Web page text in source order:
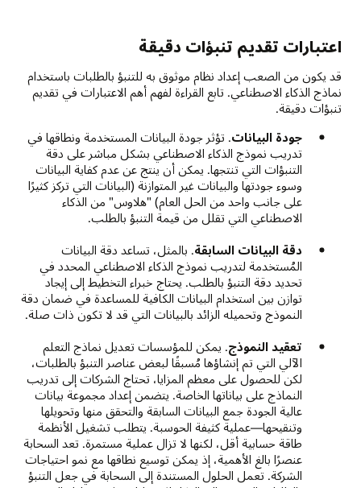
اعتبارات تقديم تنبؤات دقيقة
قد يكون من الصعب إعداد نظام موثوق به للتنبؤ بالطلبات باستخدام
نماذج الذكاء الاصطناعي. تابع القراءة لفهم أهم الاعتبارات في تقديم
تنبؤات دقيقة.
جودة البيانات. تؤثر جودة البيانات المستخدمة ونطاقها في
تدريب نموذج الذكاء الاصطناعي بشكل مباشر على دقة
التنبؤات التي تنتجها. يمكن أن ينتج عن عدم كفاية البيانات
وسوء جودتها والبيانات غير المتوازنة (البيانات التي تركز كثيرًا
على جانب واحد من الحل العام) "هلاوس" من الذكاء
الاصطناعي التي تقلل من قيمة التنبؤ بالطلب.
دقة البيانات السابقة. بالمثل، تساعد دقة البيانات
المُستخدمة لتدريب نموذج الذكاء الاصطناعي المحدد في
تحديد دقة التنبؤ بالطلب. يحتاج خبراء التخطيط إلى إيجاد
توازن بين استخدام البيانات الكافية للمساعدة في ضمان دقة
النموذج وتحميله الزائد بالبيانات التي قد لا تكون ذات صلة.
تعقيد النموذج. يمكن للمؤسسات تعديل نماذج التعلم
الآلي التي تم إنشاؤها مُسبقًا لبعض عناصر التنبؤ بالطلبات،
لكن للحصول على معظم المزايا، تحتاج الشركات إلى تدريب
النماذج على بياناتها الخاصة. يتضمن إعداد مجموعة بيانات
عالية الجودة جمع البيانات السابقة والتحقق منها وتحويلها
وتنقيحها—عملية كثيفة الحوسبة. يتطلب تشغيل الأنظمة
طاقة حسابية أقل، لكنها لا تزال عملية مستمرة. تعد السحابة
عنصرًا بالغ الأهمية، إذ يمكن توسيع نطاقها مع نمو احتياجات
الشركة. تعمل الحلول المستندة إلى السحابة في جعل التنبؤ